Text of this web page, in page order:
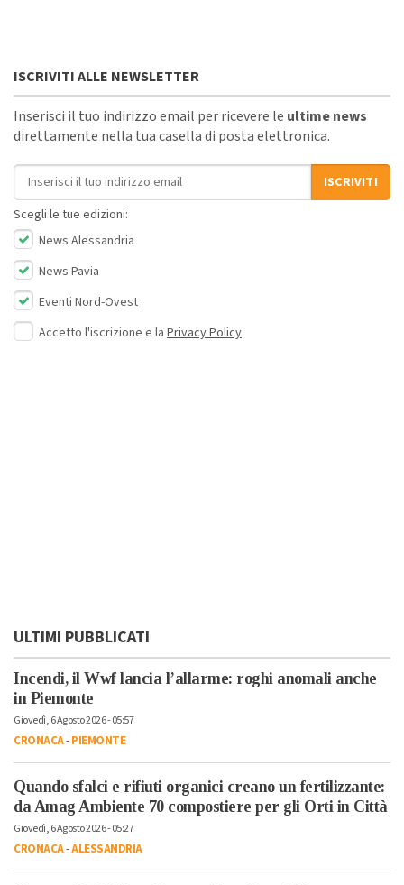
ISCRIVITI ALLE NEWSLETTER
Inserisci il tuo indirizzo email per ricevere le ultime news
direttamente nella tua casella di posta elettronica.
Indirizzo email
ISCRIVITI
Scegli le tue edizioni:
News Alessandria
News Pavia
Eventi Nord-Ovest
Accetto l'iscrizione e la Privacy Policy
ULTIMI PUBBLICATI
Incendi, il Wwf lancia l’allarme: roghi anomali anche
in Piemonte
Giovedì, 6 Agosto 2026 - 05:57
CRONACA-PIEMONTE
Quando sfalci e rifiuti organici creano un fertilizzante:
da Amag Ambiente 70 compostiere per gli Orti in Città
Giovedì, 6 Agosto 2026 - 05:27
CRONACA-ALESSANDRIA